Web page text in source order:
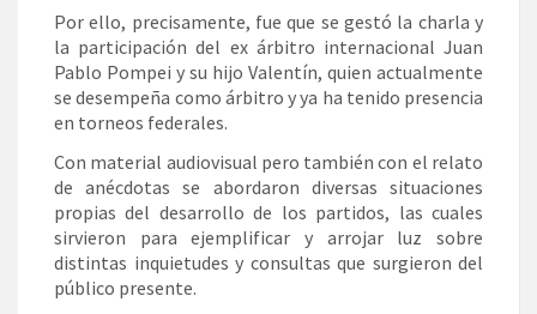
Por ello, precisamente, fue que se gestó la charla y
la participación del ex árbitro internacional Juan
Pablo Pompei y su hijo Valentín, quien actualmente
se desempeña como árbitro y ya ha tenido presencia
en torneos federales.
Con material audiovisual pero también con el relato
de anécdotas se abordaron diversas situaciones
propias del desarrollo de los partidos, las cuales
sirvieron para ejemplificar y arrojar luz sobre
distintas inquietudes y consultas que surgieron del
público presente.